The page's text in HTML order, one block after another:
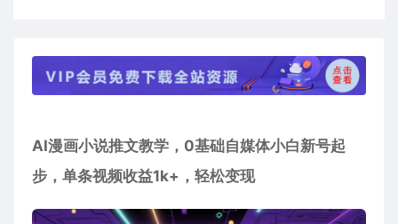
AI漫画小说推文教学，0基础自媒体小白新号起
步，单条视频收益1k+，轻松变现